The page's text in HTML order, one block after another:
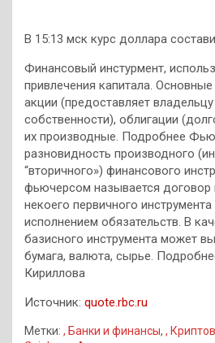
В 15:13 мск курс доллара
Финансовый инстурмент,
привлечения капитала.
акции (предоставляет
собственности), облигации
их производные. Подробнее
разновидность производного
“вторичного») финансового
фьючерсом называется договор
некоего первичного
исполнением обязательств. В
базисного инструмента может
бумага, валюта, сырье.
Кириллова
Источник: quote.rbc.ru
Метки: , Банки и финансы, ,